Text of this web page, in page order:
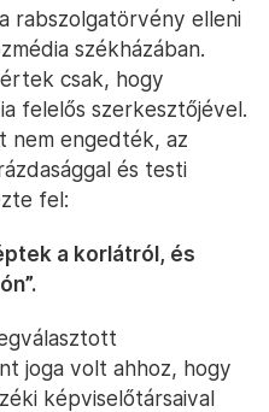
rabszolgatörvény elleni
székházában.
csak, hogy
felelős szerkesztőjével.
nem engedték, az
és testi
fel:
a korlátról, és
joga volt ahhoz, hogy
képviselőtársaival